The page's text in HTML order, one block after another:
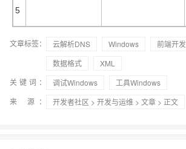
5
文章标签： 云解析DNS Windows 前端开发
数据格式
XML
关键词：
调试Windows
工具Windows
来 源：
开发者社区 > 开发与运维 > 文章 > 正文